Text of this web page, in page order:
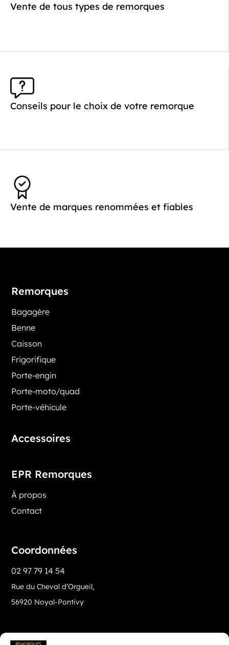
Vente de tous types de remorques
Conseils pour le choix de votre remorque
Vente de marques renommées et fiables
Remorques
Bagagère
Benne
Caisson
Frigorifique
Porte-engin
Porte-moto/quad
Porte-véhicule
Accessoires
EPR Remorques
À propos
Contact
Coordonnées
02 97 79 14 54
Rue du Cheval d’Orgueil,
56920 Noyal-Pontivy